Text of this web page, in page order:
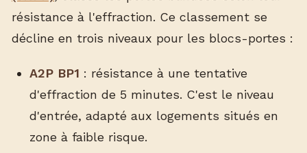
résistance à l'effraction. Ce classement se
décline en trois niveaux pour les blocs-portes :
A2P BP1 : résistance à une tentative
d'effraction de 5 minutes. C'est le niveau
d'entrée, adapté aux logements situés en
zone à faible risque.